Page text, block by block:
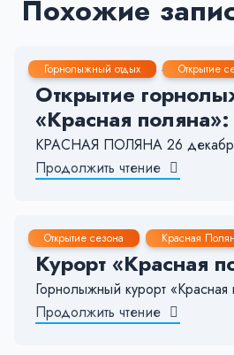
Похожие
Горнолыжный отдых Открытие
24 Дек, 2025 4-5 мин.
Открытие
«Красная
КРАСНАЯ ПОЛЯНА 26 декабря
Продолжить чтение
Открытие сезона Красная
22 Июл, 2025 < 1 мин.
Курорт «Красная
Горнолыжный курорт
Продолжить чтение